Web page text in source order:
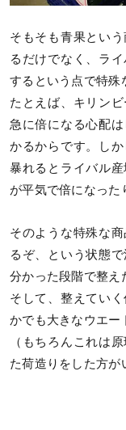
そもそも青果とい
るだけでなく、ラ
するという点で特殊
たとえば、キリン
急に倍になる心配
かるからです。し
暴れるとライバル
が平気で倍になった
そのような特殊な
るぞ、という状態
分かった段階で整え
そして、整えてい
かでも大きなウエー
（もちろんこれは
た荷造りをした方が